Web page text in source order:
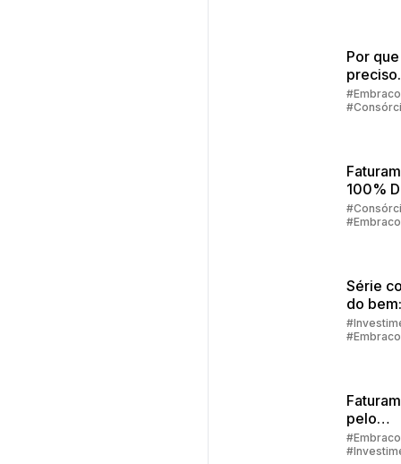
Por
preciso
alguns
100%
Como
Tudo
Série
do
como
pelo
passo